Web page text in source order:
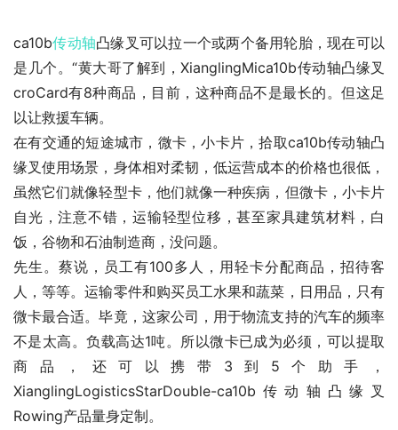
ca10b传动轴凸缘叉可以拉一个或两个备用轮胎，现在可以
是几个。“黄大哥了解到，XianglingMica10b传动轴凸缘叉
croCard有8种商品，目前，这种商品不是最长的。但这足
以让救援车辆。
在有交通的短途城市，微卡，小卡片，拾取ca10b传动轴凸
缘叉使用场景，身体相对柔韧，低运营成本的价格也很低，
虽然它们就像轻型卡，他们就像一种疾病，但微卡，小卡片
自光，注意不错，运输轻型位移，甚至家具建筑材料，白
饭，谷物和石油制造商，没问题。
先生。蔡说，员工有100多人，用轻卡分配商品，招待客
人，等等。运输零件和购买员工水果和蔬菜，日用品，只有
微卡最合适。毕竟，这家公司，用于物流支持的汽车的频率
不是太高。负载高达1吨。所以微卡已成为必须，可以提取
商品，还可以携带3到5个助手，
XianglingLogisticsStarDouble-ca10b传动轴凸缘叉
Rowing产品量身定制。